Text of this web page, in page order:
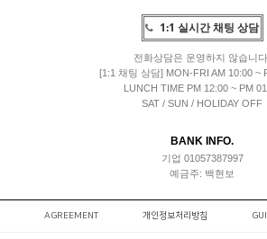
1:1 실시간 채팅 상담
전화상담은 운영하지 않습니
[1:1 채팅 상담] MON-FRI AM 10:00 ~
LUNCH TIME PM 12:00 ~ PM
SAT / SUN / HOLIDAY OFF
BANK INFO.
기업 01057387997
예금주: 백현보
AGREEMENT 개인정보처리방침